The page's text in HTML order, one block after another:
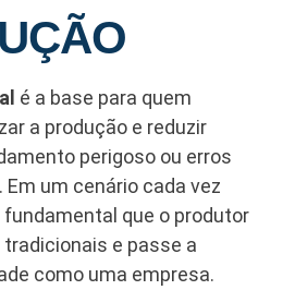
é a base para quem
a produção e reduzir
perigoso ou erros
um cenário cada vez
que o produtor
e passe a
como uma empresa.